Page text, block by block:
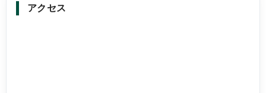
アクセス